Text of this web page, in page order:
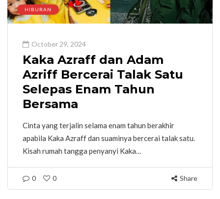
HIBURAN
October 29, 2024
Kaka Azraff dan Adam
Azriff Bercerai Talak Satu
Selepas Enam Tahun
Bersama
Cinta yang terjalin selama enam tahun berakhir
apabila Kaka Azraff dan suaminya bercerai talak satu.
Kisah rumah tangga penyanyi Kaka…
0 0 Share